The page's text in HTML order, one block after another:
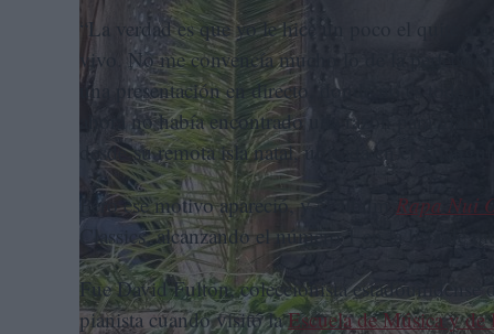
“La verdad es que yo le hice un poco el quite a
vivo. No me convencía mucho lo de la
una presentación en directo, donde no es todo
ahora no había encontrado una razón para
desde su remota isla natal, ubicada en el
Pero ese motivo apareció, y el álbum Rapa Nui
Classics, alcanzando el número 1 en la lista de
Fue David Fulton, coleccionista
pianista cuando visitó laEscuela de Música y